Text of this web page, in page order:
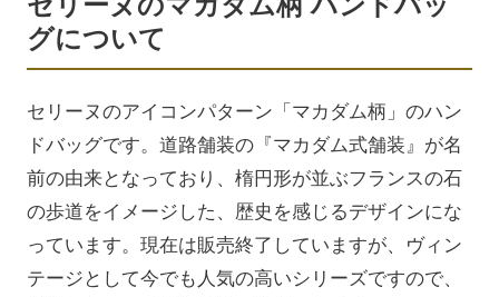
セリーヌのマカダム柄 ハンドバッ
グについて
セリーヌのアイコンパターン「マカダム柄」のハン
ドバッグです。道路舗装の『マカダム式舗装』が名
前の由来となっており、楕円形が並ぶフランスの石
の歩道をイメージした、歴史を感じるデザインにな
っています。現在は販売終了していますが、ヴィン
テージとして今でも人気の高いシリーズですので、